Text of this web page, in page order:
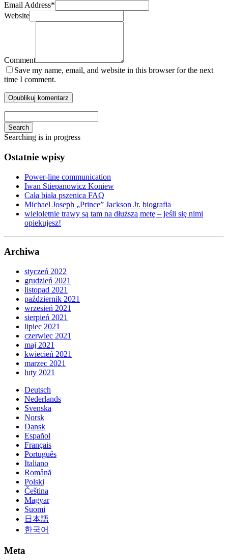
Email Address*
Website
Comment
Save my name, email, and website in this browser for the next
time I comment.
Search
Searching is in progress
Ostatnie wpisy
Power-line communication
Iwan Stiepanowicz Koniew
Cała biała pszenica FAQ
Michael Joseph „Prince” Jackson Jr. biografia
wieloletnie trawy są tam na dłuższą metę – jeśli się nimi
opiekujesz!
Archiwa
styczeń 2022
grudzień 2021
listopad 2021
październik 2021
wrzesień 2021
sierpień 2021
lipiec 2021
czerwiec 2021
maj 2021
kwiecień 2021
marzec 2021
luty 2021
Deutsch
Nederlands
Svenska
Norsk
Dansk
Español
Français
Português
Italiano
Română
Polski
Čeština
Magyar
Suomi
日本語
한국어
Meta